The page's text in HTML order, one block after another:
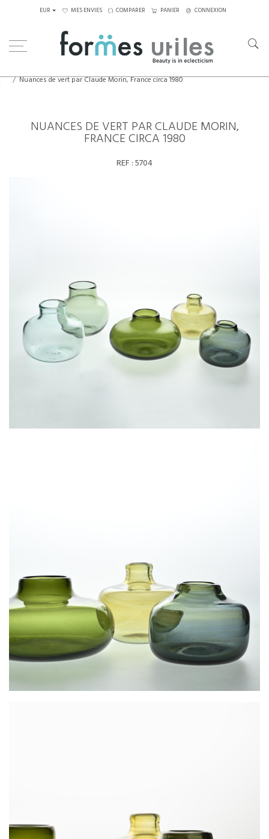
EUR MES ENVIES COMPARER PANIER CONNEXION
Nuances de vert par Claude Morin, France circa 1980
NUANCES DE VERT PAR CLAUDE MORIN,
FRANCE CIRCA 1980
REF :5704